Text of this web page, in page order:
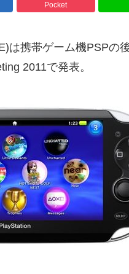
Pocket
は携帯ゲーム機PSPの
2011で発表。